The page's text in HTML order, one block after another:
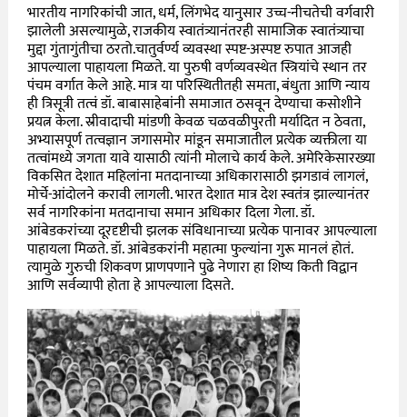
भारतीय नागरिकांची जात, धर्म, लिंगभेद यानुसार उच्च-नीचतेची वर्गवारी
झालेली असल्यामुळे, राजकीय स्वातंत्र्यानंतरही सामाजिक स्वातंत्र्याचा
मुद्दा गुंतागुंतीचा ठरतो.चातुर्वर्ण्य व्यवस्था स्पष्ट-अस्पष्ट रुपात आजही
आपल्याला पाहायला मिळते. या पुरुषी वर्णव्यवस्थेत स्त्रियांचे स्थान तर
पंचम वर्गात केले आहे. मात्र या परिस्थितीतही समता, बंधुता आणि न्याय
ही त्रिसूत्री तत्वं डॉ. बाबासाहेबांनी समाजात ठसवून देण्याचा कसोशीने
प्रयत्न केला. स्रीवादाची मांडणी केवळ चळवळीपुरती मर्यादित न ठेवता,
अभ्यासपूर्ण तत्वज्ञान जगासमोर मांडून समाजातील प्रत्येक व्यक्तीला या
तत्वांमध्ये जगता यावे यासाठी त्यांनी मोलाचे कार्य केले. अमेरिकेसारख्या
विकसित देशात महिलांना मतदानाच्या अधिकारासाठी झगडावं लागलं,
मोर्चे-आंदोलने करावी लागली. भारत देशात मात्र देश स्वतंत्र झाल्यानंतर
सर्व नागरिकांना मतदानाचा समान अधिकार दिला गेला. डॉ.
आंबेडकरांच्या दूरदृष्टीची झलक संविधानाच्या प्रत्येक पानावर आपल्याला
पाहायला मिळते. डॉ. आंबेडकरांनी महात्मा फुल्यांना गुरू मानलं होतं.
त्यामुळे गुरुची शिकवण प्राणपणाने पुढे नेणारा हा शिष्य किती विद्वान
आणि सर्वव्यापी होता हे आपल्याला दिसते.